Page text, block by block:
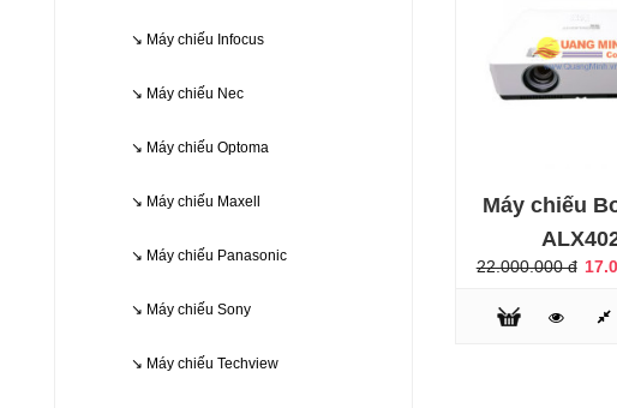
↘ Máy chiếu Infocus
↘ Máy chiếu Nec
↘ Máy chiếu Optoma
↘ Máy chiếu Maxell
↘ Máy chiếu Panasonic
↘ Máy chiếu Sony
↘ Máy chiếu Techview
Máy chiếu
22.000.000 đ